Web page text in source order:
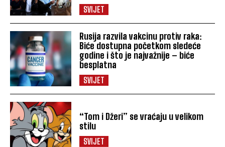
SVIJET
Rusija razvila vakcinu protiv raka:
Biće dostupna početkom sledeće
godine i što je najvažnije – biće
besplatna
SVIJET
“Tom i Džeri” se vraćaju u velikom
stilu
SVIJET